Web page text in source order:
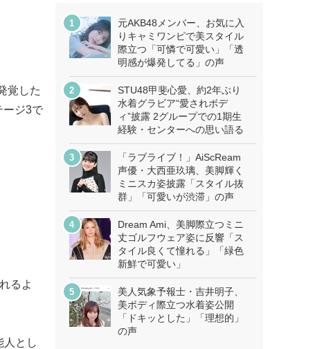
覚した
ージ3で
るよ
人とし
元AKB48メンバー、お気に入
りキャミワンピで美スタイル
際立つ「可憐で可愛い」「透
明感が爆発してる」の声
STU48甲斐心愛、約2年ぶり
水着グラビア“愛されボデ
ィ”披露 2グループでの1期生
経験・センターへの思い語る
「ラブライブ！」AiScReam
声優・大西亜玖璃、美脚輝く
ミニスカ姿披露「スタイル抜
群」「可愛いが渋滞」の声
Dream Ami、美脚際立つミニ
丈ゴルフウェア姿に反響「ス
タイル良くて憧れる」「緑色
新鮮で可愛い」
美人気象予報士・吉井明子、
美ボディ際立つ水着姿公開
「ドキッとした」「理想的」
の声